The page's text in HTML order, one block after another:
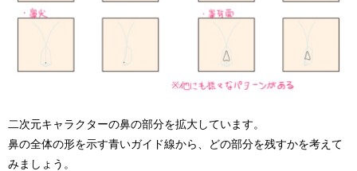
二次元キャラクターの鼻の部分を拡大しています。
鼻の全体の形を示す青いガイド線から、どの部分を残すかを考えて
みましょう。